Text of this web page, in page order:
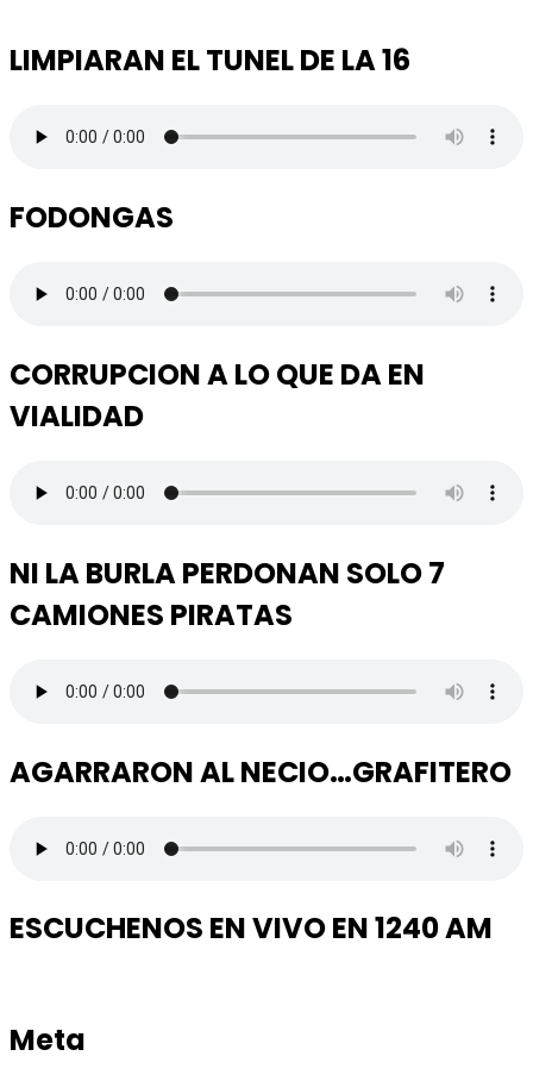
LIMPIARAN EL TUNEL DE LA 16
FODONGAS
CORRUPCION A LO QUE DA EN
VIALIDAD
NI LA BURLA PERDONAN SOLO 7
CAMIONES PIRATAS
AGARRARON AL NECIO…GRAFITERO
ESCUCHENOS EN VIVO EN 1240 AM
Meta